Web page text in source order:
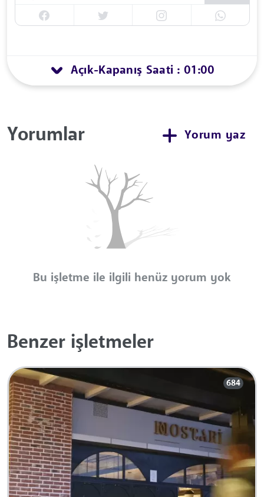
Açık-Kapanış Saati : 01:00
Yorumlar Yorum yaz
Bu işletme ile ilgili henüz yorum yok
Benzer işletmeler
684